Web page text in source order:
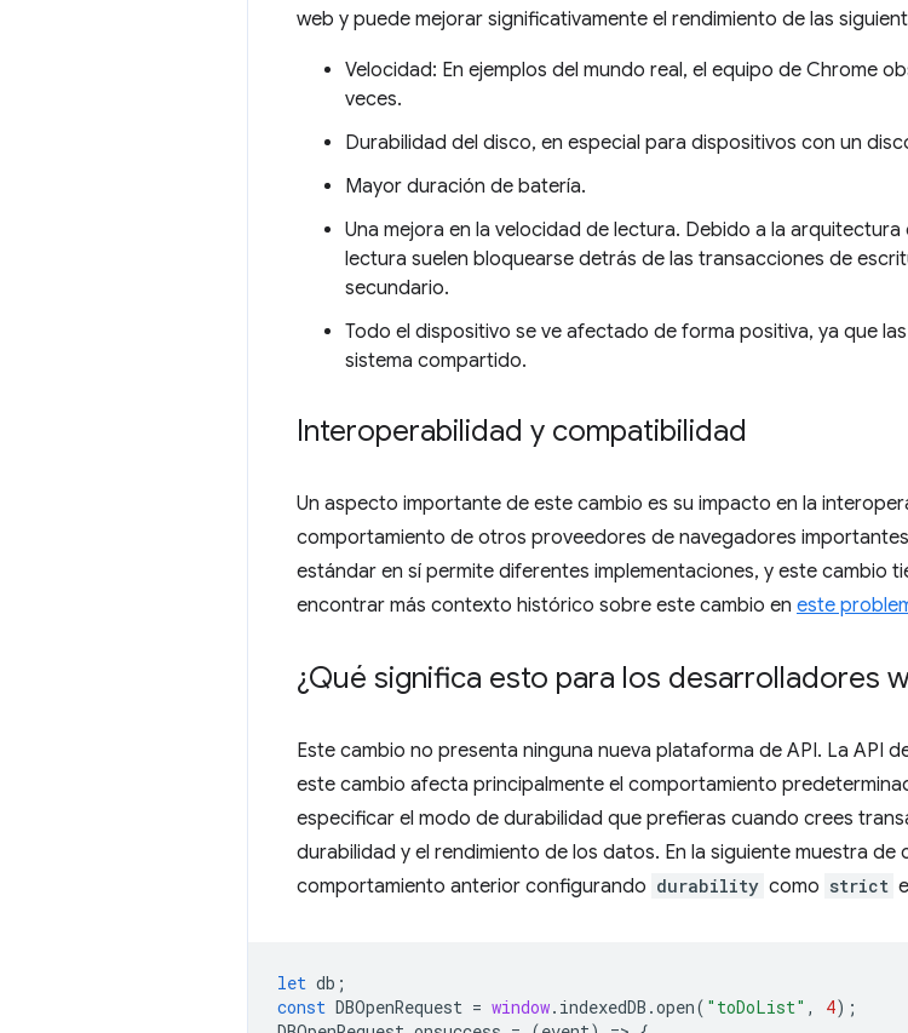
web y puede mejorar significativamente el rendimiento de las
Velocidad: En ejemplos del mundo real, el equipo de Chrome
veces.
Durabilidad del disco, en especial para dispositivos con un
Mayor duración de batería.
Una mejora en la velocidad de lectura. Debido a la
lectura suelen bloquearse detrás de las transacciones de
secundario.
Todo el dispositivo se ve afectado de forma positiva, ya que
sistema compartido.
Interoperabilidad y compatibilidad
Un aspecto importante de este cambio es su impacto en la
comportamiento de otros proveedores de navegadores
estándar en sí permite diferentes implementaciones, y este cambio
encontrar más contexto histórico sobre este cambio en este
¿Qué significa esto para los desarrolladores
Este cambio no presenta ninguna nueva plataforma de API. La API
este cambio afecta principalmente el comportamiento
especificar el modo de durabilidad que prefieras cuando crees
durabilidad y el rendimiento de los datos. En la siguiente muestra
comportamiento anterior configurando durability como strict
let db ;
const DBOpenRequest = window. indexedDB .open( "toDoList" , 4);